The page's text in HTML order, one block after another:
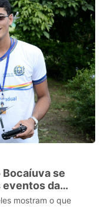
Bocaíuva se
eventos da
mostram o que